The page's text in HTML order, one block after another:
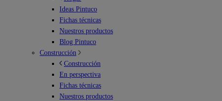
Ideas Pintuco
Fichas técnicas
Nuestros productos
Blog Pintuco
Construcción
Construcción
En perspectiva
Fichas técnicas
Nuestros productos